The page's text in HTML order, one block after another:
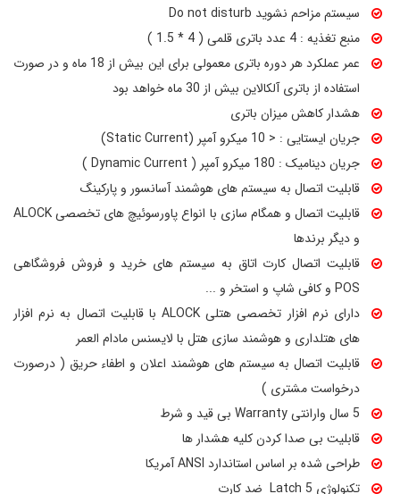
سیستم مزاحم نشوید Do not disturb
منبع تغذیه : 4 عدد باتری قلمی (
1.5 * 4
)
عمر عملکرد هر دوره باتری معمولی برای این بیش از 18 ماه و در صورت
استفاده از باتری آلکالاین بیش از 30 ماه خواهد بود
هشدار کاهش میزان باتری
جریان ایستایی : < 10 میکرو آمپر (Static Current)
جریان دینامیک : 180 میکرو آمپر ( Dynamic Current )
قابلیت اتصال به سیستم های هوشمند آسانسور و پارکینگ
قابلیت اتصال و همگام سازی با انواع پاورسوئیچ های تخصصی ALOCK
و دیگر برندها
قابلیت اتصال کارت اتاق به سیستم های خرید و فروش فروشگاهی
POS و کافی شاپ و استخر و ...
دارای نرم افزار تخصصی هتلی ALOCK با قابلیت اتصال به نرم افزار
های هتلداری و هوشمند سازی هتل با لایسنس مادام العمر
قابلیت اتصال به سیستم های هوشمند اعلان و اطفاء حریق ( درصورت
درخواست مشتری )
5 سال وارانتی Warranty بی قید و شرط
قابلیت بی صدا کردن کلیه هشدار ها
طراحی شده بر اساس استاندارد ANSI آمریکا
تکنولوژی 5 Latch ضد کارت